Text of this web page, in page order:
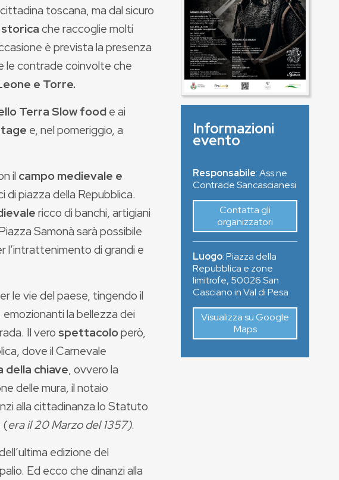
toscana, ma dal sicuro
che raccoglie molti
è prevista la presenza
le contrade coinvolte che
e Torre.
Terra Slow foode ai
e, nel pomeriggio, a
il campomedievale e
di piazza della Repubblica.
ricco di banchi, artigiani
Samonà sarà possibile
l’intrattenimento di grandi e
le vie del paese, tingendo il
la bellezza dei
Il vero spettacoloperò,
dove il Carnevale
della chiave, ovvero la
delle mura,il notaio
alla cittadinanza lo Statuto
(era il20 Marzo del 1357).
edizione del
Ed ecco che dinanzi alla
Informazioni
evento
Responsabile: Ass.ne
Contrade Sancascianesi
Contatta gli
organizzatori
Luogo:Piazza della
Repubblica e zone
limitrofe, 50026San
Casciano in Val di Pesa
Visualizza su Google
Maps